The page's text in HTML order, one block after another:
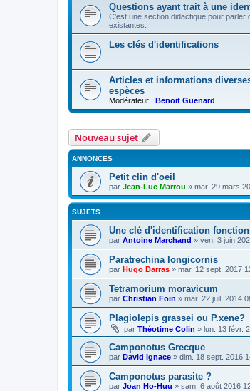
Questions ayant trait à une
C'est une section didactique pour parler
existantes.
Les clés d'identifications
Articles et informations
espèces
Modérateur : Benoit Guenard
Nouveau sujet
ANNONCES
Petit clin d'oeil
par Jean-Luc Marrou » mar. 29 mars
SUJETS
Une clé d'identification
par Antoine Marchand » ven. 3 juin
Paratrechina longicornis
par Hugo Darras » mar. 12 sept. 2017
Tetramorium moravicum
par Christian Foin » mar. 22 juil. 2014
Plagiolepis grassei ou P.xene?
par Théotime Colin » lun. 13 févr.
Camponotus Grecque
par David Ignace » dim. 18 sept. 2016
Camponotus parasite ?
par Joan Ho-Huu » sam. 6 août 2016